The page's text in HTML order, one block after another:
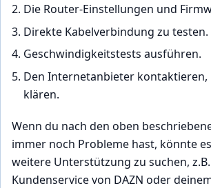
Die Router-Einstellungen und
Direkte Kabelverbindung zu testen.
Geschwindigkeitstests ausführen.
Den Internetanbieter kontaktieren,
klären.
Wenn du nach den oben
immer noch Probleme hast, könnte
weitere Unterstützung zu suchen,
Kundenservice von DAZN oder